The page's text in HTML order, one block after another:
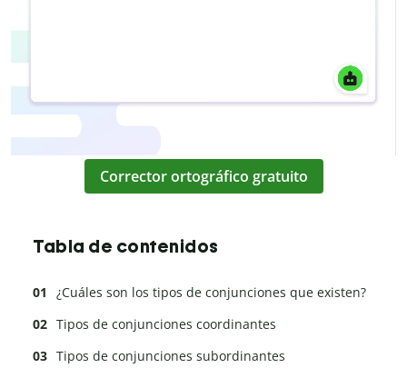
Corrector ortográfico gratuito
Tabla de contenidos
¿Cuáles son los tipos de conjunciones que existen?
Tipos de conjunciones coordinantes
Tipos de conjunciones subordinantes